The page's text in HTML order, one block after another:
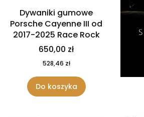
Dywaniki gumowe
Porsche Cayenne III od
2017-2025 Race Rock
650,00 zł
528,46 zł
Do koszyka